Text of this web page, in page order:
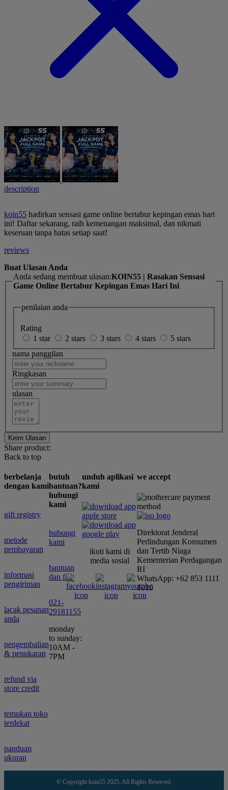
description
koin55 hadirkan sensasi game online bertabur kepingan emas hari
ini! Daftar sekarang, raih kemenangan maksimal, dan nikmati
keseruan tanpa batas setiap saat!
reviews
Buat Ulasan Anda
Anda sedang membuat ulasan:KOIN55 | Rasakan Sensasi
Game Online Bertabur Kepingan Emas Hari Ini
penilaian anda
Rating
1 star
2 stars 3 stars 4 stars
5 stars
nama panggilan
Ringkasan
ulasan
Kirim Ulasan
Share product:
Back to top
berbelanja
dengan kami
gift registry
metode
pembayaran
informasi
pengiriman
lacak pesanan
anda
pengembalian
& penukaran
refund via
store credit
temukan toko
terdekat
panduan
ukuran
butuh
bantuan?
hubungi
kami
hubungi
kami
bantuan
dan faq
021-
29181155
monday
to sunday:
10AM -
7PM
unduh aplikasi
kami
ikuti kami di
media sosial
we accept
Direktorat Jenderal
Perlindungan Konsumen
dan Tertib Niaga
Kementerian Perdagangan
RI
WhatsApp: +62 853 1111
1010
© Copyright koin55 2025. All Rights Reserved.